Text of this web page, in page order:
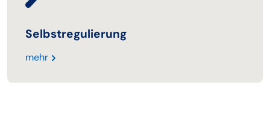
Selbstregulierung
mehr